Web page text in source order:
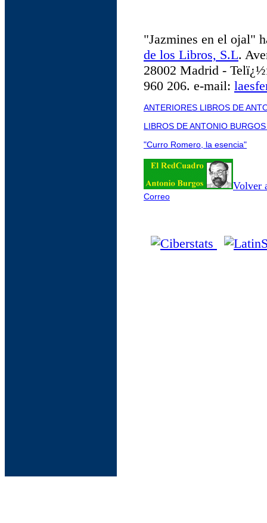
"Jazmines en el ojal"
de los Libros, S.L.
28002 Madrid -
960 206. e-mail:
ANTERIORES LIBROS DE
LIBROS DE ANTONIO
"Curro Romero, la esencia"
Volver
Correo